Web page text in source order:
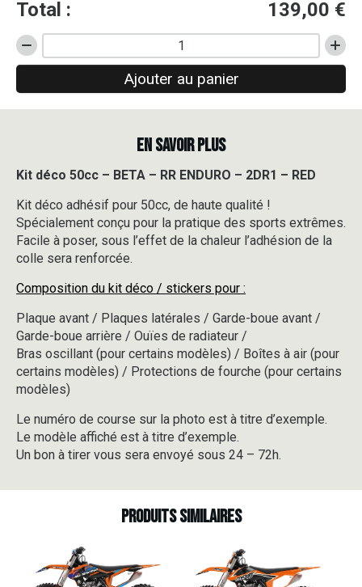
Total : 139,00 €
quantité
de
déco
50cc
RR
-
2DR1
-
RED
Ajouter au panier
EN SAVOIR PLUS
Kit déco 50cc – BETA – RR ENDURO – 2DR1 – RED
Kit déco adhésif pour 50cc, de haute qualité !
Spécialement conçu pour la pratique des sports extrêmes.
Facile à poser, sous l’effet de la chaleur l’adhésion de la
colle sera renforcée.
Composition du kit déco / stickers pour :
Plaque avant / Plaques latérales / Garde-boue avant /
Garde-boue arrière / Ouïes de radiateur /
Bras oscillant (pour certains modèles) / Boîtes à air (pour
certains modèles) / Protections de fourche (pour certains
modèles)
Le numéro de course sur la photo est à titre d’exemple.
Le modèle affiché est à titre d’exemple.
Un bon à tirer vous sera envoyé sous 24 – 72h.
Produits similaires